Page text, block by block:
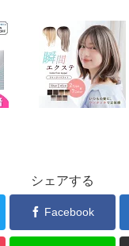
シェアする
Facebook